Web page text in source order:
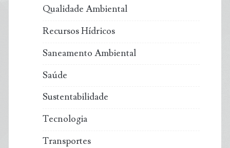
Qualidade Ambiental
Recursos Hídricos
Saneamento Ambiental
Saúde
Sustentabilidade
Tecnologia
Transportes